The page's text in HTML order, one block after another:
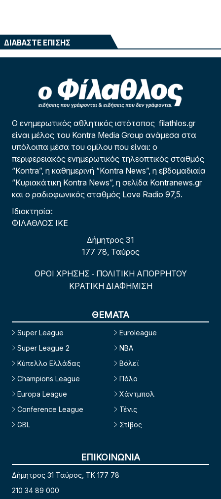
ΔΙΑΒΑΣΤΕ ΕΠΙΣΗΣ
Ο ενημερωτικός αθλητικός ιστότοπος filathlos.gr
είναι μέλος του Kontra Media Group ανάμεσα στα
υπόλοιπα μέσα του ομίλου που είναι: ο
περιφερειακός ενημερωτικός τηλεοπτικός σταθμός
“Kontra”, η καθημερινή “Kontra News”, η εβδομαδιαία
“Κυριακάτικη Kontra News”, η σελίδα Kontranews.gr
και ο ραδιοφωνικός σταθμός Love Radio 97,5.
Ιδιοκτησία:
ΦΙΛΑΘΛΟΣ ΙΚΕ
Δήμητρος 31
177 78, Ταύρος
ΟΡΟΙ ΧΡΗΣΗΣ - ΠΟΛΙΤΙΚΗ ΑΠΟΡΡΗΤΟΥ
ΚΡΑΤΙΚΗ ΔΙΑΦΗΜΙΣΗ
ΘΕΜΑΤΑ
Super League
Super League 2
Κύπελλο Ελλάδας
Champions League
Europa League
Conference League
GBL
Euroleague
NBA
Βόλεϊ
Πόλο
Χάντμπολ
Τένις
Στίβος
ΕΠΙΚΟΙΝΩΝΙΑ
Δήμητρος 31 Ταύρος, TK 177 78
210 34 89 000